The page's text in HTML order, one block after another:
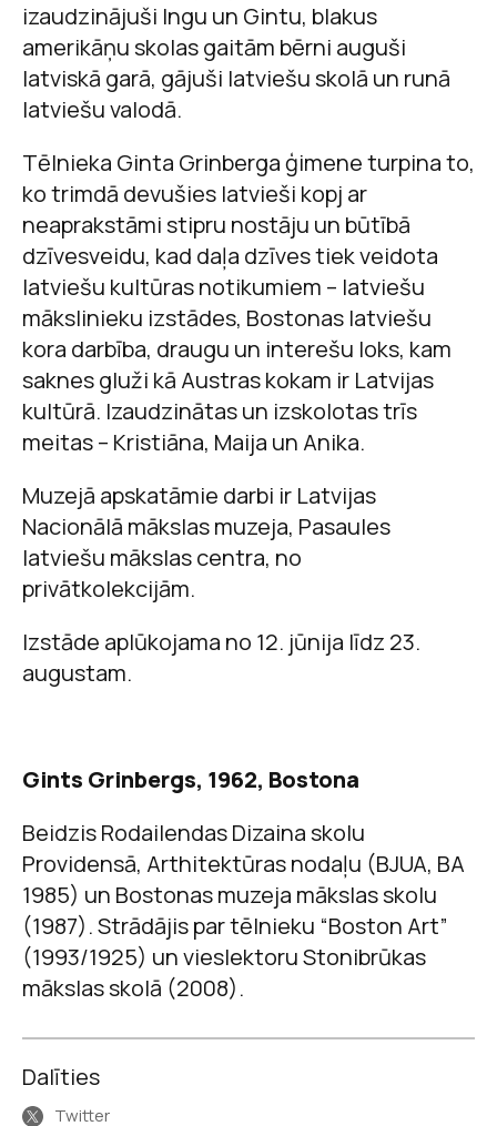
izaudzinājuši Ingu un Gintu, blakus
amerikāņu skolas gaitām bērni auguši
latviskā garā, gājuši latviešu skolā un runā
latviešu valodā.
Tēlnieka Ginta Grinberga ģimene turpina to,
ko trimdā devušies latvieši kopj ar
neaprakstāmi stipru nostāju un būtībā
dzīvesveidu, kad daļa dzīves tiek veidota
latviešu kultūras notikumiem – latviešu
mākslinieku izstādes, Bostonas latviešu
kora darbība, draugu un interešu loks, kam
saknes gluži kā Austras kokam ir Latvijas
kultūrā. Izaudzinātas un izskolotas trīs
meitas – Kristiāna, Maija un Anika.
Muzejā apskatāmie darbi ir Latvijas
Nacionālā mākslas muzeja, Pasaules
latviešu mākslas centra, no
privātkolekcijām.
Izstāde aplūkojama no 12. jūnija līdz 23.
augustam.
Gints Grinbergs, 1962, Bostona
Beidzis Rodailendas Dizaina skolu
Providensā, Arthitektūras nodaļu (BJUA, BA
1985) un Bostonas muzeja mākslas skolu
(1987). Strādājis par tēlnieku “Boston Art”
(1993/1925) un vieslektoru Stonibrūkas
mākslas skolā (2008).
Dalīties
Twitter